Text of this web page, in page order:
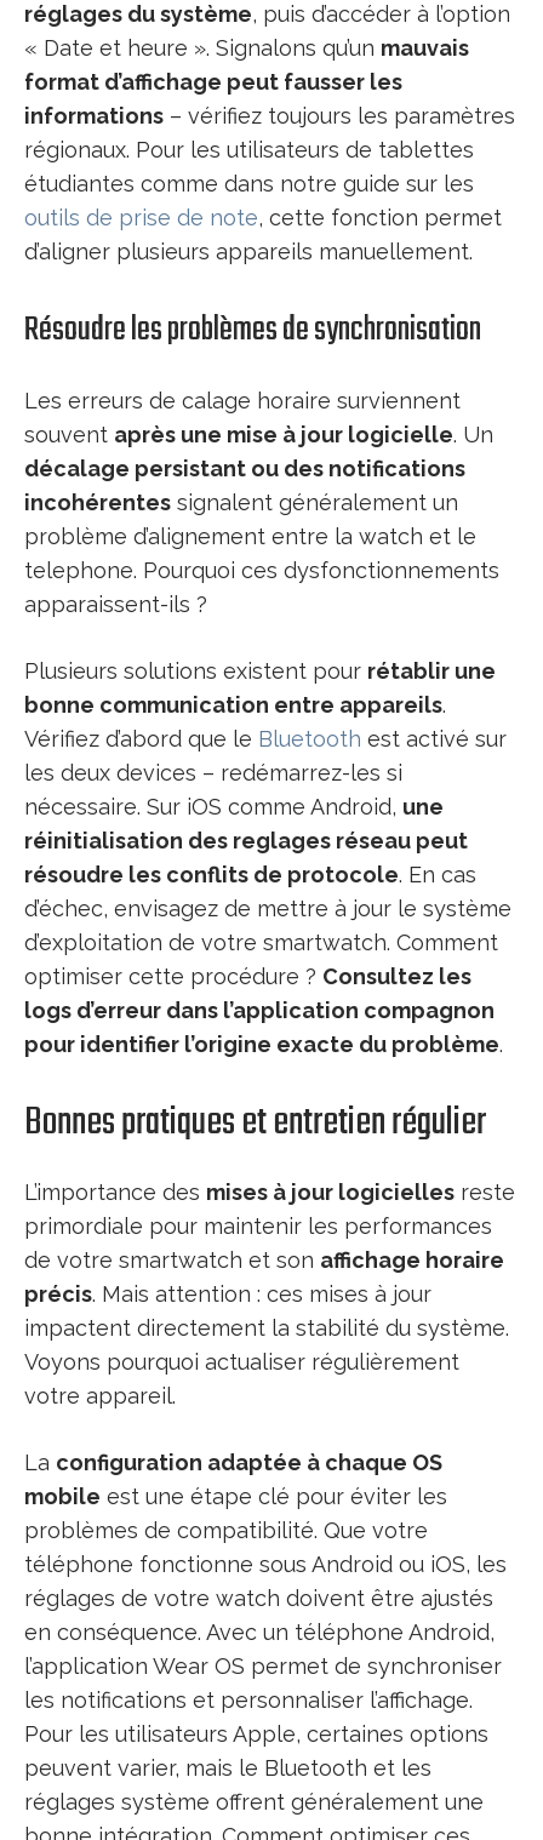
réglages du système, puis d’accéder à l’option
« Date et heure ». Signalons qu’un mauvais
format d’affichage peut fausser les
informations – vérifiez toujours les paramètres
régionaux. Pour les utilisateurs de tablettes
étudiantes comme dans notre guide sur les
outils de prise de note, cette fonction permet
d’aligner plusieurs appareils manuellement.
Résoudre les problèmes de synchronisation
Les erreurs de calage horaire surviennent
souvent après une mise à jour logicielle. Un
décalage persistant ou des notifications
incohérentes signalent généralement un
problème d’alignement entre la watch et le
telephone. Pourquoi ces dysfonctionnements
apparaissent-ils ?
Plusieurs solutions existent pour rétablir une
bonne communication entre appareils.
Vérifiez d’abord que le Bluetooth est activé sur
les deux devices – redémarrez-les si
nécessaire. Sur iOS comme Android, une
réinitialisation des reglages réseau peut
résoudre les conflits de protocole. En cas
d’échec, envisagez de mettre à jour le système
d’exploitation de votre smartwatch. Comment
optimiser cette procédure ? Consultez les
logs d’erreur dans l’application compagnon
pour identifier l’origine exacte du problème.
Bonnes pratiques et entretien régulier
L’importance des mises à jour logicielles reste
primordiale pour maintenir les performances
de votre smartwatch et son affichage horaire
précis. Mais attention : ces mises à jour
impactent directement la stabilité du système.
Voyons pourquoi actualiser régulièrement
votre appareil.
La configuration adaptée à chaque OS
mobile est une étape clé pour éviter les
problèmes de compatibilité. Que votre
téléphone fonctionne sous Android ou iOS, les
réglages de votre watch doivent être ajustés
en conséquence. Avec un téléphone Android,
l’application Wear OS permet de synchroniser
les notifications et personnaliser l’affichage.
Pour les utilisateurs Apple, certaines options
peuvent varier, mais le Bluetooth et les
réglages système offrent généralement une